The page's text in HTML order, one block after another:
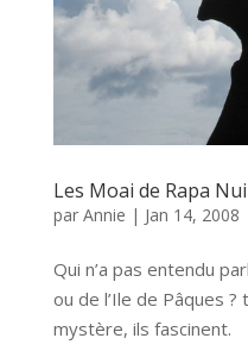
Les Moai de Rapa Nui
par Annie | Jan 14, 2008
Qui n’a pas entendu
ou de l’Ile de Pâques
mystère, ils fascinent.